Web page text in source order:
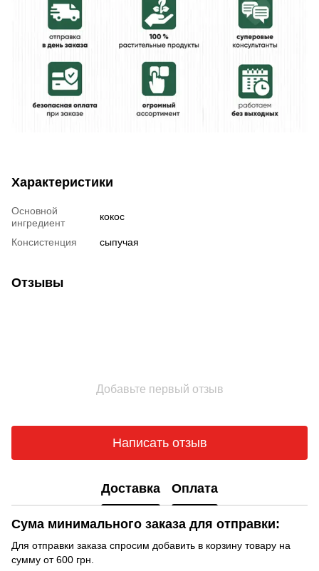
Характеристики
Основной
ингредиент
кокос
Консистенция сыпучая
Отзывы
Добавьте первый отзыв
Написать отзыв
Доставка Оплата
Сума минимального заказа для отправки:
Для отправки заказа спросим добавить в корзину товару на
сумму от 600 грн.